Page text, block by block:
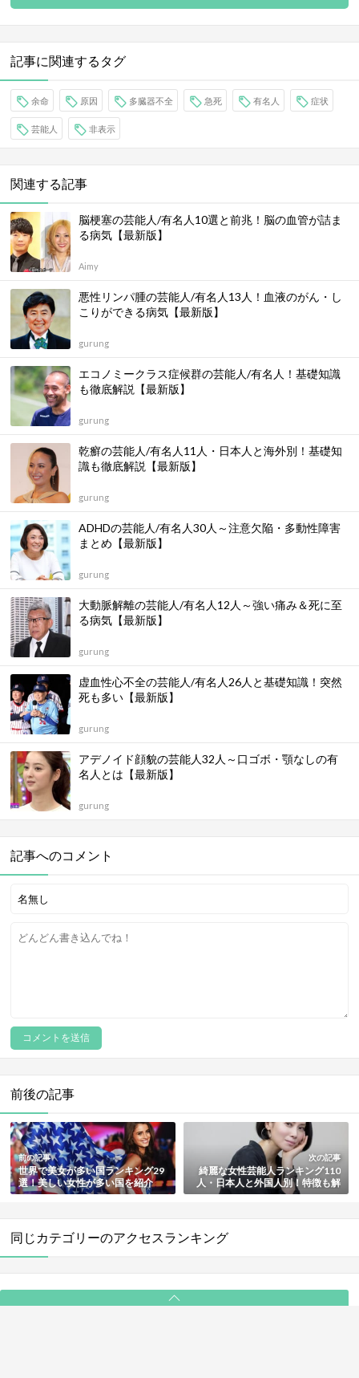
記事に関連するタグ
余命 原因 多臓器不全 急死 有名人 症状
芸能人 非表示
関連する記事
脳梗塞の芸能人/有名人10選と前兆！脳の血管が詰ま
る病気【最新版】
Aimy
悪性リンパ腫の芸能人/有名人13人！血液のがん・し
こりができる病気【最新版】
gurung
エコノミークラス症候群の芸能人/有名人！基礎知識
も徹底解説【最新版】
gurung
乾癬の芸能人/有名人11人・日本人と海外別！基礎知
識も徹底解説【最新版】
gurung
ADHDの芸能人/有名人30人～注意欠陥・多動性障害
まとめ【最新版】
gurung
大動脈解離の芸能人/有名人12人～強い痛み＆死に至
る病気【最新版】
gurung
虚血性心不全の芸能人/有名人26人と基礎知識！突然
死も多い【最新版】
gurung
アデノイド顔貌の芸能人32人～口ゴボ・顎なしの有
名人とは【最新版】
gurung
記事へのコメント
前後の記事
前の記事
世界で美女が多い国ランキング29
選！美しい女性が多い国を紹介
【最新版】
次の記事
綺麗な女性芸能人ランキング110
人・日本人と外国人別！特徴も解
説【最新版】
同じカテゴリーのアクセスランキング